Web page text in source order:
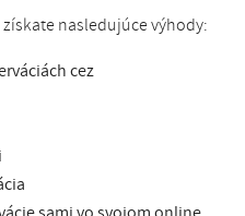
nasledujúce výhody:
cez